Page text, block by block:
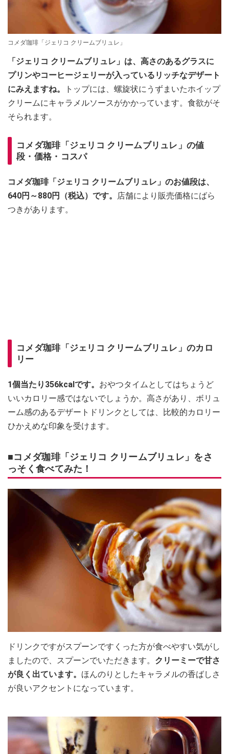
コメダ珈琲「ジェリコ クリームブリュレ」
「ジェリコ クリームブリュレ」は、高さのあるグラスに
プリンやコーヒージェリーが入っているリッチなデザート
にみえますね。
トップには、螺旋状にうずまいたホイップ
クリームにキャラメルソースがかかっています。食欲がそ
そられます。
コメダ珈琲「ジェリコ クリームブリュレ」の値
段・価格・コスパ
コメダ珈琲「ジェリコ クリームブリュレ」のお値段は、
640円～880円（税込）です。
店舗により販売価格にばら
つきがあります。
コメダ珈琲「ジェリコ クリームブリュレ」のカロ
リー
1個当たり356kcalです。 おやつタイムとしてはちょうど
いいカロリー感ではないでしょうか。高さがあり、ボリュ
ーム感のあるデザートドリンクとしては、比較的カロリー
ひかえめな印象を受けます。
■コメダ珈琲「ジェリコ クリームブリュレ」をさ
っそく食べてみた！
ドリンクですがスプーンですくった方が食べやすい気がし
ましたので、スプーンでいただきます。 クリーミーで甘さ
が良く出ています。 ほんのりとしたキャラメルの香ばしさ
が良いアクセントになっています。